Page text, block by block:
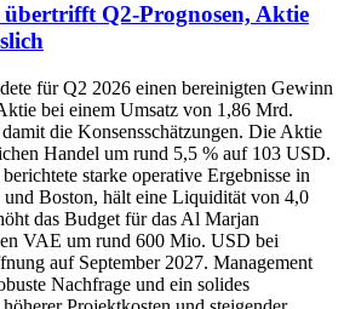
Q2‑Prognosen, Aktie
für Q2 2026 einen bereinigten Gewinn
bei einem Umsatz von 1,86 Mrd.
die Konsensschätzungen. Die Aktie
Handel um rund 5,5 % auf 103 USD.
starke operative Ergebnisse in
und Boston, hält eine Liquidität von 4,0
das Budget für das Al Marjan
VAE um rund 600 Mio. USD bei
auf September 2027. Management
Nachfrage und ein solides